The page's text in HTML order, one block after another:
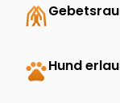
folded_hands
petsHund